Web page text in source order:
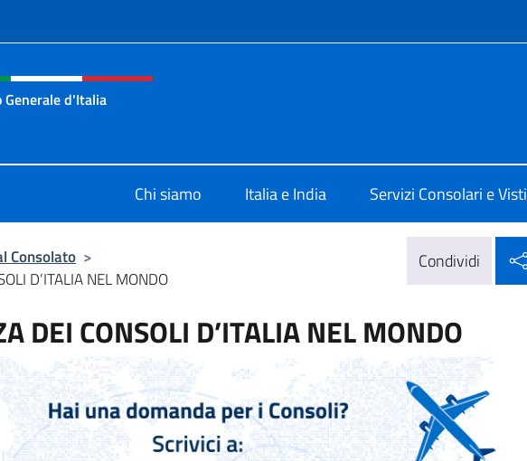
social e menù
Generale d'Italia
Chi siamo Italia e India Servizi Consolari e Visti
Consolato >
D’ITALIA NEL MONDO
Condividi
DEI CONSOLI D’ITALIA NEL MONDO